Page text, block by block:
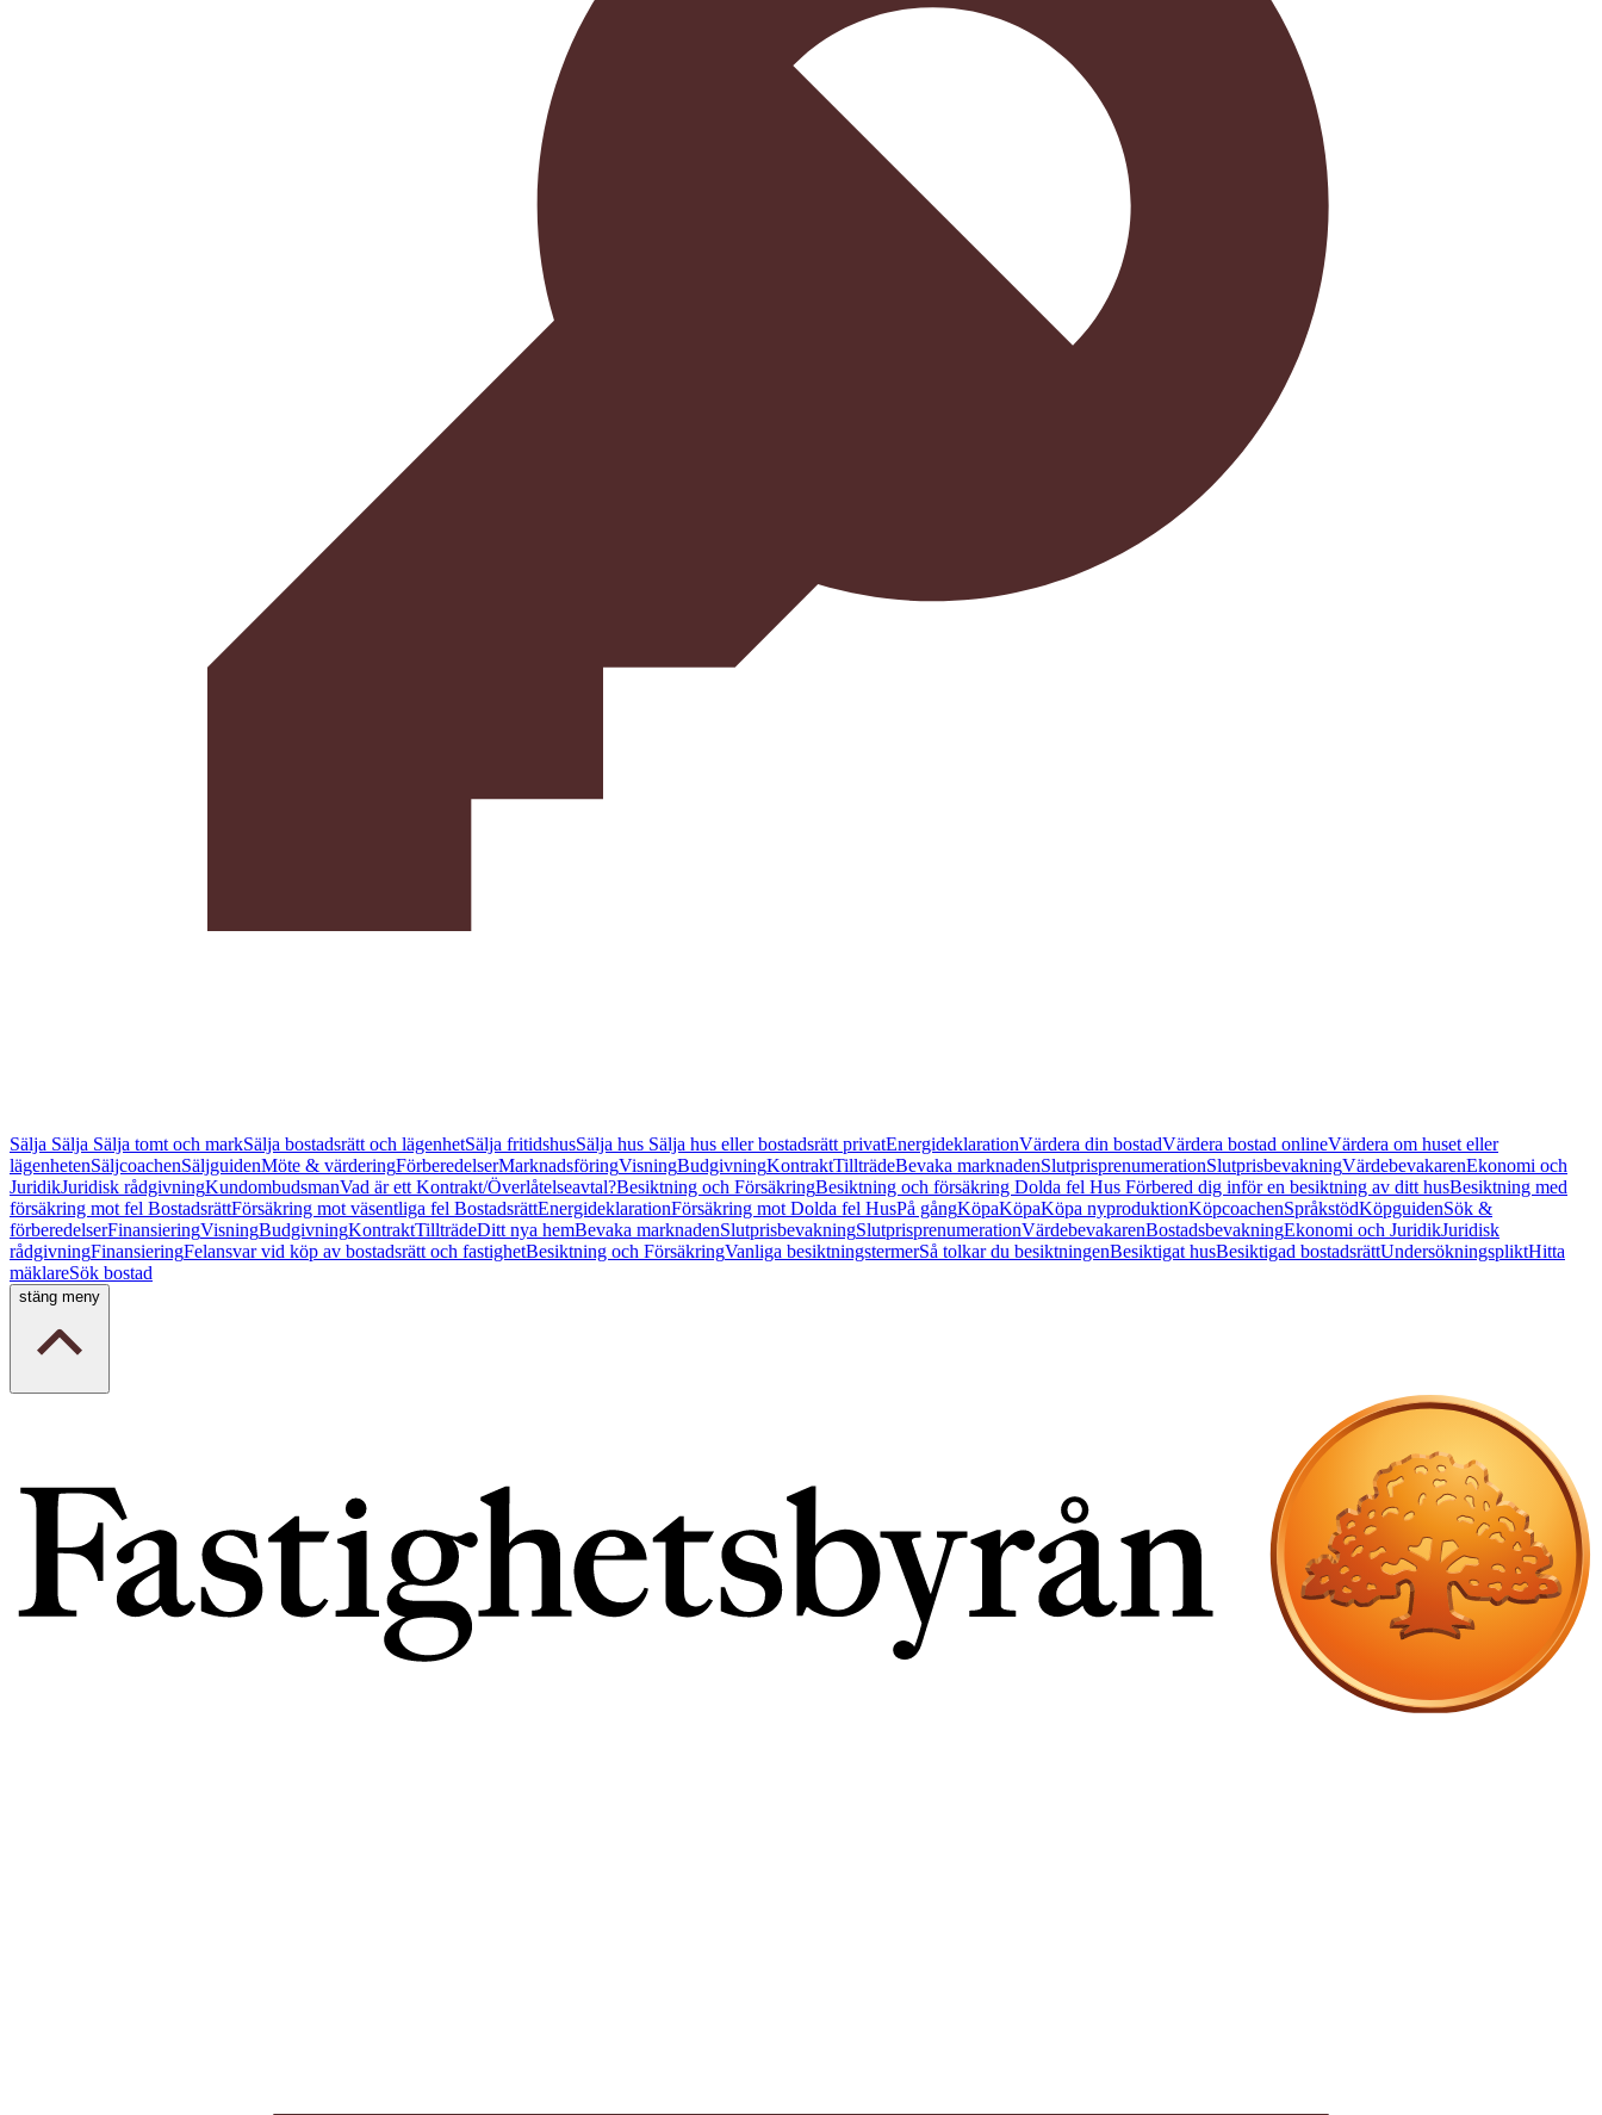
Sälja Sälja Sälja tomt och markSälja bostadsrätt och lägenhetSälja fritidshusSälja hus Sälja hus eller bostadsrätt privatEnergideklarationVärdera din bostadVärdera bostad onlineVärdera om huset eller
lägenhetenSäljcoachenSäljguidenMöte & värderingFörberedelserMarknadsföringVisningBudgivningKontraktTillträdeBevaka marknadenSlutprisprenumerationSlutprisbevakningVärdebevakarenEkonomi och
JuridikJuridisk rådgivningKundombudsmanVad är ett Kontrakt/Överlåtelseavtal?Besiktning och FörsäkringBesiktning och försäkring Dolda fel Hus Förbered dig inför en besiktning av ditt husBesiktning med
försäkring mot fel BostadsrättFörsäkring mot väsentliga fel BostadsrättEnergideklarationFörsäkring mot Dolda fel HusPå gångKöpaKöpaKöpa nyproduktionKöpcoachenSpråkstödKöpguidenSök &
förberedelserFinansieringVisningBudgivningKontraktTillträdeDitt nya hemBevaka marknadenSlutprisbevakningSlutprisprenumerationVärdebevakarenBostadsbevakningEkonomi och JuridikJuridisk
rådgivningFinansieringFelansvar vid köp av bostadsrätt och fastighetBesiktning och FörsäkringVanliga besiktningstermerSå tolkar du besiktningenBesiktigat husBesiktigad bostadsrättUndersökningspliktHitta
mäklareSök bostad
stäng meny